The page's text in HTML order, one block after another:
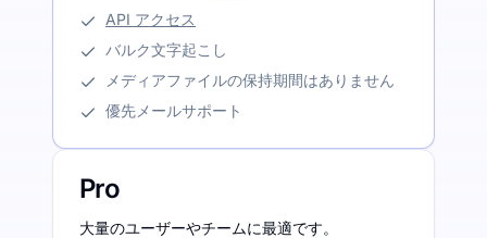
API アクセス
バルク文字起こし
メディアファイルの保持期間はありません
優先メールサポート
Pro
大量のユーザーやチームに最適です。